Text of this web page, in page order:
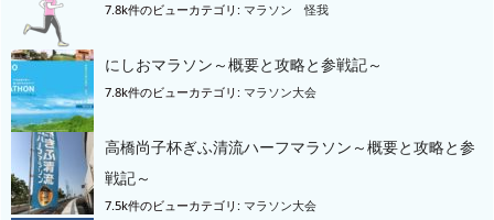
7.8k件のビューカテゴリ: マラソン 怪我
にしおマラソン～概要と攻略と参戦記～
7.8k件のビューカテゴリ: マラソン大会
高橋尚子杯ぎふ清流ハーフマラソン～概要と攻略と参
戦記～
7.5k件のビューカテゴリ: マラソン大会